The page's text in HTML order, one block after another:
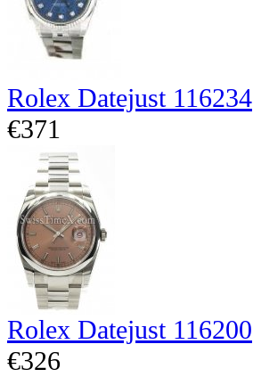
Rolex Datejust 116234
€371
Rolex Datejust 116200
€326